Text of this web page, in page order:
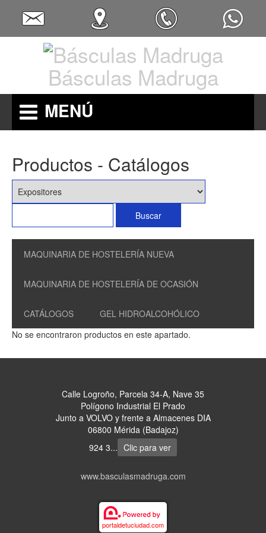
Básculas Madruga
MENÚ
Productos - Catálogos
MAQUINARIA DE HOSTELERÍA NUEVA
MAQUINARIA DE HOSTELERÍA DE OCASIÓN
CATÁLOGOS
GEL HIDROALCOHÓLICO
No se encontraron productos en este apartado.
Calle Logroño, Parcela 34-A, Nave 35
Polígono Industrial El Prado
Junto a VOLVO y frente a Almacenes DIA
06800 Mérida (Badajoz)
924 3... Clic para ver
www.basculasmadruga.com
portaldetuciudad.com